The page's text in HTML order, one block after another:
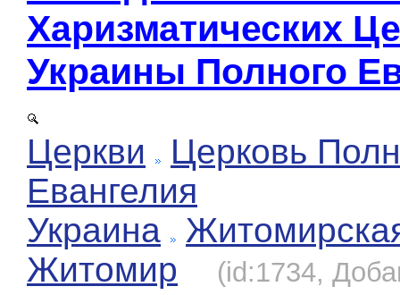
Харизматических
Украины Полного
Церкви
Церковь
Евангелия
Украина
Житомир
(id:1734,